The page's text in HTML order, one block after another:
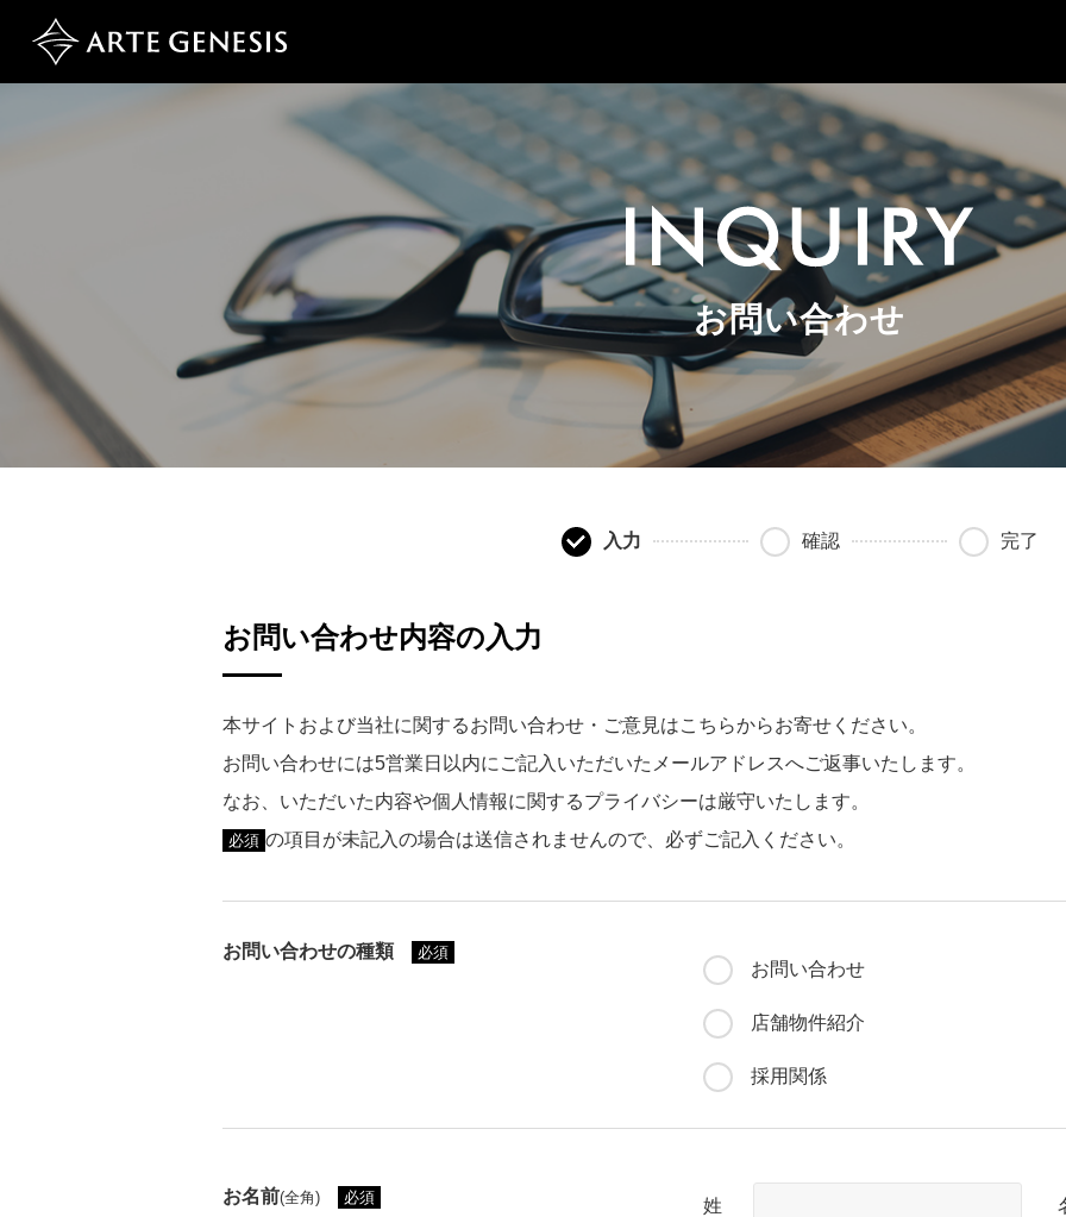
お問い合わせ
入力 確認 完了
お問い合わせ内容の入力
本サイトおよび当社に関するお問い合わせ・ご意見はこちらからお寄せください。
お問い合わせには5営業日以内にご記入いただいたメールアドレスへご返事いたします。
なお、いただいた内容や個人情報に関するプライバシーは厳守いたします。
必須 の項目が未記入の場合は送信されませんので、必ずご記入ください。
お問い合わせの種類 必須
お問い合わせ
店舗物件紹介
採用関係
お名前(全角) 必須 姓